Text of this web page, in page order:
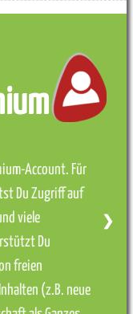
Account. Für
Du Zugriff auf
viele
Du
freien
(z.B. neue
❯